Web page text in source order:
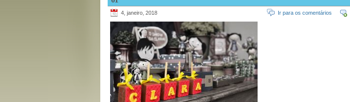
4, janeiro, 2018 Ir para os comentários